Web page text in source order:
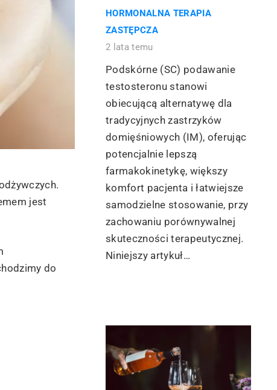
jest
do
HORMONALNA TERAPIA
ZASTĘPCZA
2 lata temu
Podskórne (SC) podawanie
testosteronu stanowi
obiecującą alternatywę dla
tradycyjnych zastrzyków
domięśniowych (IM), oferując
potencjalnie lepszą
farmakokinetykę, większy
komfort pacjenta i łatwiejsze
samodzielne stosowanie, przy
zachowaniu porównywalnej
skuteczności terapeutycznej.
Niniejszy artykuł…